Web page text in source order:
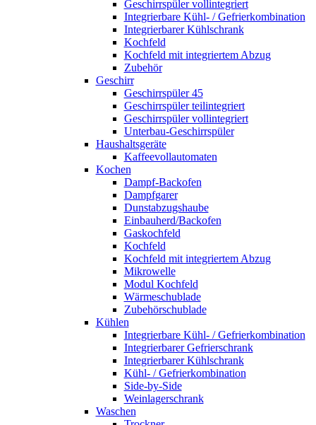
Geschirrspüler vollintegriert
Integrierbare Kühl- / Gefrierkombination
Integrierbarer Kühlschrank
Kochfeld
Kochfeld mit integriertem Abzug
Zubehör
Geschirr
Geschirrspüler 45
Geschirrspüler teilintegriert
Geschirrspüler vollintegriert
Unterbau-Geschirrspüler
Haushaltsgeräte
Kaffeevollautomaten
Kochen
Dampf-Backofen
Dampfgarer
Dunstabzugshaube
Einbauherd/Backofen
Gaskochfeld
Kochfeld
Kochfeld mit integriertem Abzug
Mikrowelle
Modul Kochfeld
Wärmeschublade
Zubehörschublade
Kühlen
Integrierbare Kühl- / Gefrierkombination
Integrierbarer Gefrierschrank
Integrierbarer Kühlschrank
Kühl- / Gefrierkombination
Side-by-Side
Weinlagerschrank
Waschen